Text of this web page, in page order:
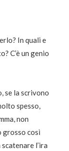
In quali e
C’è un genio
se la scrivono
spesso,
non
grosso così
l’ira